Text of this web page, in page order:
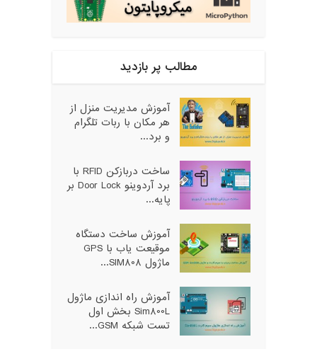
مطالب پر بازدید
آموزش مدیریت منزل از
هر مکان با ربات تلگرام
و برد...
ساخت دربازکن RFID با
برد آردوینو Door Lock بر
پایه...
آموزش ساخت دستگاه
موقیعت یاب با GPS
ماژول SIM808...
آموزش راه اندازی ماژول
Sim800L بخش اول
تست شبکه GSM...